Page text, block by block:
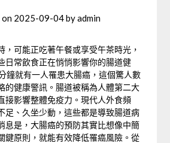
on 2025-09-04byadmin
，可能正吃著午餐或享受午茶時光，
日常飲食正在悄悄影響你的腸道健
鐘就有一人罹患大腸癌，這個驚人數
的健康警訊。腸道被稱為人體第二大
接影響整體免疫力。現代人外食頻
足、久坐少動，這些都是導致腸道病
息是，大腸癌的預防其實比想像中簡
鍵原則，就能有效降低罹癌風險。從